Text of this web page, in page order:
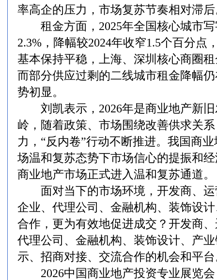
率高企的压力，市场复苏节奏相对滞
租金方面，2025年全国核心城市写
2.3%，降幅较2024年收窄1.5个百分点
基本保持平稳，上海、深圳核心商圈
而部分供应过剩的二线城市租金降幅
势初显。
刘凯表示，2026年是商业地产新旧
岭，随着政策、市场围绕改善供求关
力，“反内卷”行动不断推进。我国商
场温和复苏态势下市场信心的提振和
商业地产市场正式进入温和复苏通道。
面对当下的市场环境，开发商、运
企业、代理公司、金融机构、装饰设
合作，更为有效地促进成交？开发商
代理公司、金融机构、装饰设计、产
示、招商对接、交流合作的机会和平
2026中国商业地产投资专业展览会